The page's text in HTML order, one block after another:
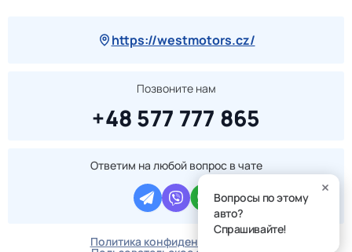
https://westmotors.cz/
Позвоните нам
+48 577 777 865
Ответим на любой вопрос в чате
Политика конфиденциальности
Вопросы по этому
авто?
Спрашивайте!